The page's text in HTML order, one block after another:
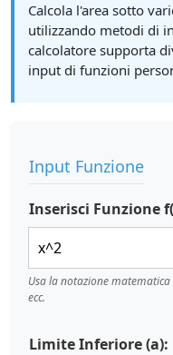
Calcola l'area sotto
utilizzando metodi di
calcolatore supporta
input di funzioni
Input Funzione
Inserisci Funzione
Usa la notazione matematica
ecc.
Limite Inferiore (a):